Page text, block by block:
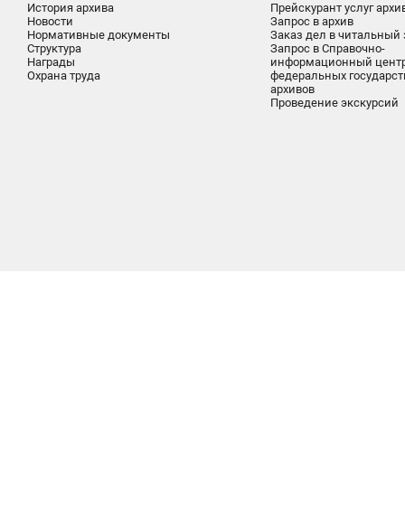
История архива
Новости
Нормативные документы
Структура
Награды
Охрана труда
Прейскурант услуг
Запрос в архив
Заказ дел в читальный
Запрос в Справочно-
информационный
федеральных
архивов
Проведение экскурсий